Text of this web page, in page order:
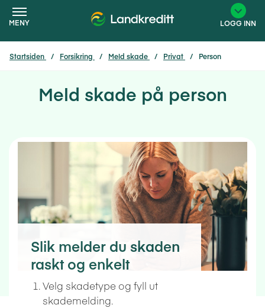
MENY LOGG INN
Startsiden Forsikring Meld skade Privat Person
Meld skade på person
Slik melder du skaden
raskt og enkelt
Velg skadetype og fyll ut
skademelding.